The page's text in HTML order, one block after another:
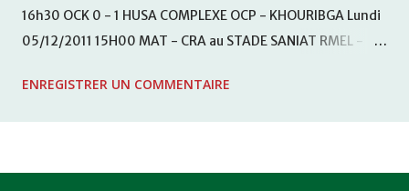
16h30 OCK 0 - 1 HUSA COMPLEXE OCP - KHOURIBGA Lundi
05/12/2011 15H00 MAT - CRA au STADE SANIAT RMEL -
KHEMISET Mardi 06/12/2011 15H00 WAF - OCS au
ENREGISTRER UN COMMENTAIRE